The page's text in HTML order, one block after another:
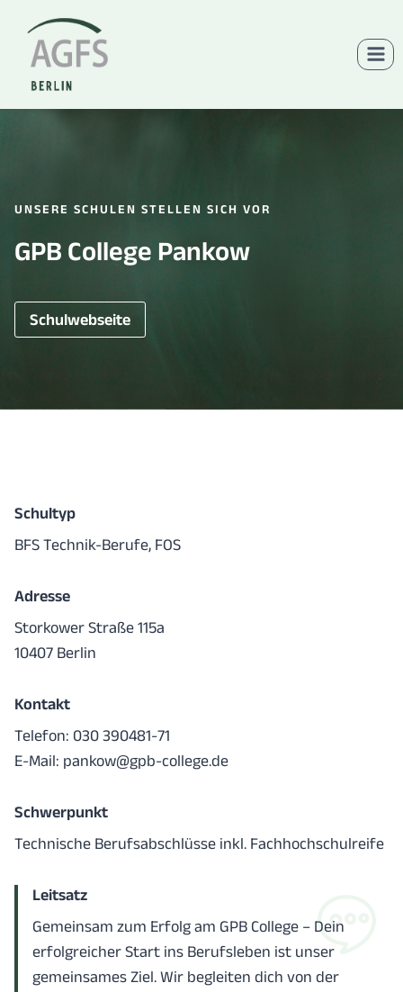
Inhalt
springen
UNSERE SCHULEN STELLEN SICH VOR
GPB College Pankow
Schulwebseite
Schultyp
BFS Technik-Berufe, FOS
Adresse
Storkower Straße 115a
10407 Berlin
Kontakt
Telefon: 030 390481-71
E-Mail: pankow@gpb-college.de
Schwerpunkt
Technische Berufsabschlüsse inkl. Fachhochschulreife
Leitsatz
Gemeinsam zum Erfolg am GPB College – Dein
erfolgreicher Start ins Berufsleben ist unser
gemeinsames Ziel. Wir begleiten dich von der